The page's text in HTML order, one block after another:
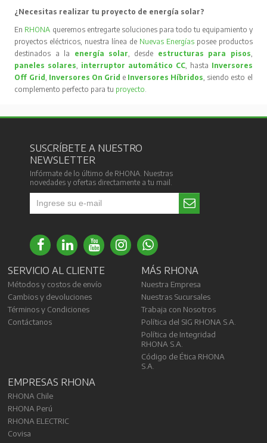
¿Necesitas realizar tu proyecto de energía solar?
En RHONA queremos entregarte soluciones para todo tu equipamiento y
proyectos eléctricos, nuestra línea de Nuevas Energíasposee productos
destinados a la energía solar, desde estructuras para pisos,
paneles solares, interruptor automático CC, hasta Inversores
Off Grid, Inversores On Grid e Inversores Híbridos, siendo esto el
complemento perfecto para tu proyecto.
SUSCRÍBETE A NUESTRO
NEWSLETTER
Infórmate de lo último de RHONA. Nuestras
novedades y ofertas directamente a tu mail.
SERVICIO AL CLIENTE
Métodos y costos de envío
Cambios y devoluciones
Términos y Condiciones
Contáctanos
MÁS RHONA
Nuestra Empresa
Nuestras Sucursales
Trabaja con Nosotros
Política del SIG RHONA S.A.
Política de Integridad
RHONA S.A.
Código de Ética RHONA
S.A.
EMPRESAS RHONA
RHONA Chile
RHONA Perú
RHONA ELECTRIC
Covisa